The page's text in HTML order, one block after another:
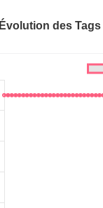
Évolution des